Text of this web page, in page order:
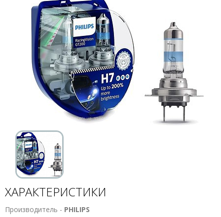
ХАРАКТЕРИСТИКИ
Производитель - PHILIPS